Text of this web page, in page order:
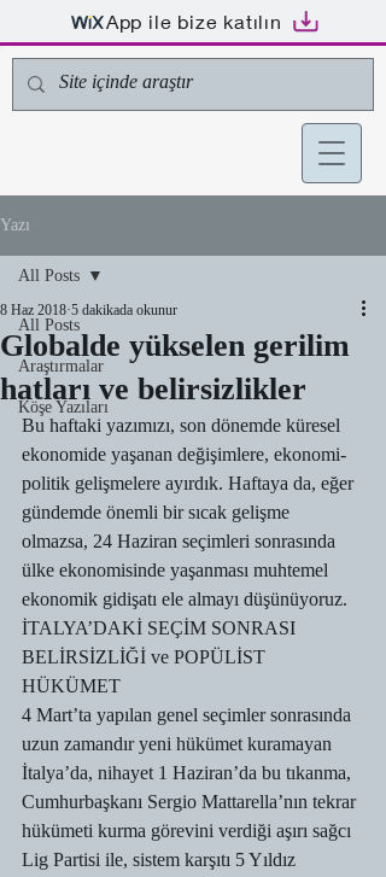
App ile bize katılın
Yazı
All Posts
Araştırmalar
Köşe Yazıları
All Posts
Globalde yükselen gerilim
hatları ve belirsizlikler
8 Haz 2018 5 dakikada okunur
Bu haftaki yazımızı, son dönemde küresel
ekonomide yaşanan değişimlere, ekonomi-
politik gelişmelere ayırdık. Haftaya da, eğer
gündemde önemli bir sıcak gelişme
olmazsa, 24 Haziran seçimleri sonrasında
ülke ekonomisinde yaşanması muhtemel
ekonomik gidişatı ele almayı düşünüyoruz.
İTALYA’DAKİ SEÇİM SONRASI
BELİRSİZLİĞİ ve POPÜLİST
HÜKÜMET
4 Mart’ta yapılan genel seçimler sonrasında
uzun zamandır yeni hükümet kuramayan
İtalya’da, nihayet 1 Haziran’da bu tıkanma,
Cumhurbaşkanı Sergio Mattarella’nın tekrar
hükümeti kurma görevini verdiği aşırı sağcı
Lig Partisi ile, sistem karşıtı 5 Yıldız